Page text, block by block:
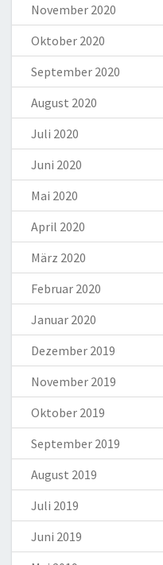
November 2020
Oktober 2020
September 2020
August 2020
Juli 2020
Juni 2020
Mai 2020
April 2020
März 2020
Februar 2020
Januar 2020
Dezember 2019
November 2019
Oktober 2019
September 2019
August 2019
Juli 2019
Juni 2019